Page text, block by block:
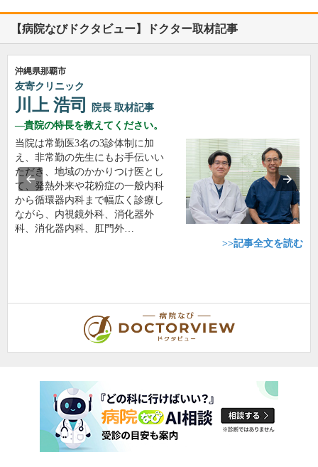
【病院なびドクタビュー】ドクター取材記事
沖縄県那覇市
友寄クリニック
川上 浩司 院長 取材記事
貴院の特長を教えてください。
当院は常勤医3名の3診体制に加
え、非常勤の先生にもお手伝いい
ただき、地域のかかりつけ医とし
て、発熱外来や花粉症の一般内科
から循環器内科まで幅広く診療し
ながら、内視鏡外科、消化器外
科、消化器内科、肛門外…
>>記事全文を読む